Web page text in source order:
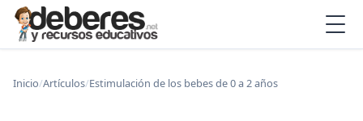
Inicio/Artículos/Estimulación de los bebes de 0 a 2 años